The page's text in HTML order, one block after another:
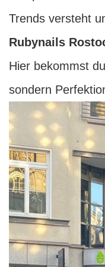
Trends versteht
Rubynails
Hier bekommst
sondern